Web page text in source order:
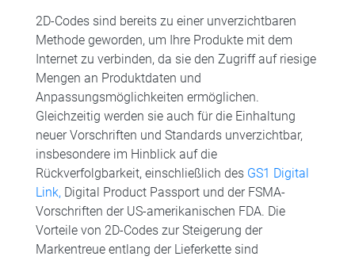
2D-Codes sind bereits zu einer unverzichtbaren
Methode geworden, um Ihre Produkte mit dem
Internet zu verbinden, da sie den Zugriff auf riesige
Mengen an Produktdaten und
Anpassungsmöglichkeiten ermöglichen.
Gleichzeitig werden sie auch für die Einhaltung
neuer Vorschriften und Standards unverzichtbar,
insbesondere im Hinblick auf die
Rückverfolgbarkeit, einschließlich des GS1 Digital
Link,Digital Product Passport und der FSMA-
Vorschriften der US-amerikanischen FDA. Die
Vorteile von 2D-Codes zur Steigerung der
Markentreue entlang der Lieferkette sind